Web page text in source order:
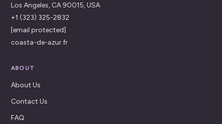
Los Angeles, CA 90015, USA
+1 (323) 325-2832
[email protected]
coasta-de-azur.fr
ABOUT
About Us
Contact Us
FAQ